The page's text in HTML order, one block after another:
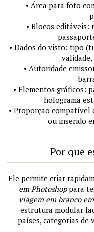
• Área para foto
• Blocos editáveis:
• Dados do visto: tipo
• Autoridade
• Elementos gráficos:
holograma
• Proporção compatível
ou inserido
Por que
Ele permite criar
em Photoshoppara
viagem em branco
estrutura modular
países, categorias de